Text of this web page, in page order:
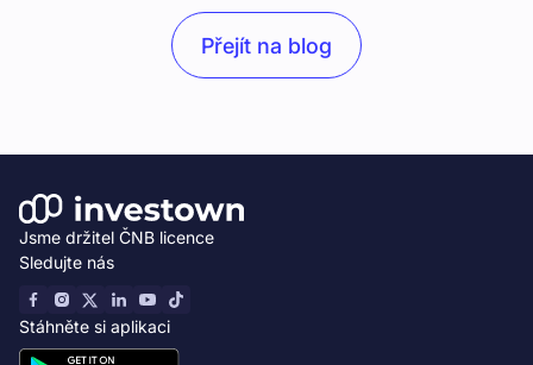
začátky? To vše prozradí v podcastu jeden ze
spoluzakladatelů a současný CEO, Alan Pock.
Přejít na blog
Jsme držitel ČNB licence
Sledujte nás
Stáhněte si aplikaci